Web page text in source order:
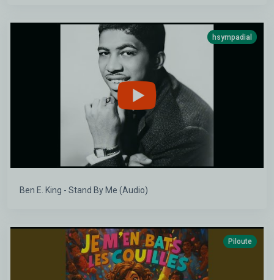
hsympadial
Ben E. King - Stand By Me (Audio)
Piloute